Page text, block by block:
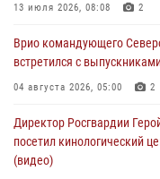
ОМОН «Ойрат» Управления
08 августа 2026, 07:00
В Москве росгвардейцы
08 августа 2026, 06:32 1
13 июля 2026, 08:08 2
Врио командующего
встретился с
04 августа 2026, 05:00 2
Директор Росгвардии
посетил кинологический
(видео)